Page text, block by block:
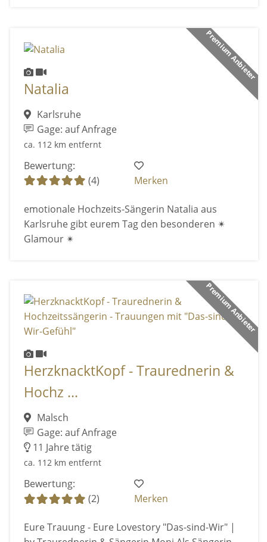
Premium Anbieter
Natalia
Karlsruhe
Gage: auf Anfrage
ca. 112 km entfernt
Bewertung:
(4)
Merken
emotionale Hochzeits-Sängerin Natalia aus
Karlsruhe gibt eurem Tag den besonderen ✴
Glamour ✴
Premium Anbieter
HerzknacktKopf - Traurednerin &
Hochz ...
Malsch
Gage: auf Anfrage
11 Jahre tätig
ca. 112 km entfernt
Bewertung:
(2)
Merken
Eure Trauung - Eure Lovestory "Das-sind-Wir" |